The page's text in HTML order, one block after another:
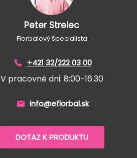
Peter Strelec
Florbalový špecialista
+421 32/222 03 00
V pracovné dni: 8:00-16:30
info@eflorbal.sk
DOTAZ K PRODUKTU